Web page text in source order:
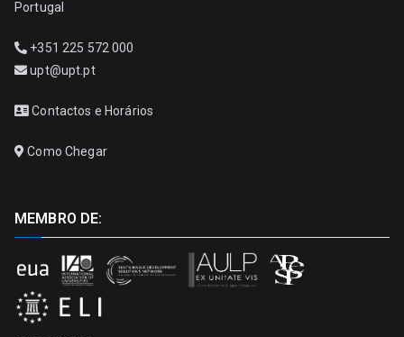
Portugal
+351 225 572 000
upt@upt.pt
Contactos e Horários
Como Chegar
MEMBRO DE: